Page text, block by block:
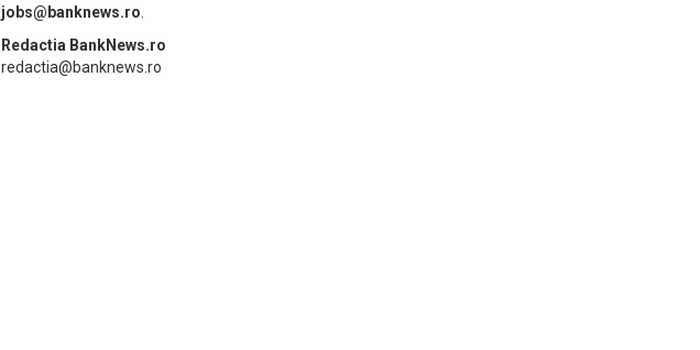
jobs@banknews.ro
Redactia BankNews.ro
redactia@banknews.ro